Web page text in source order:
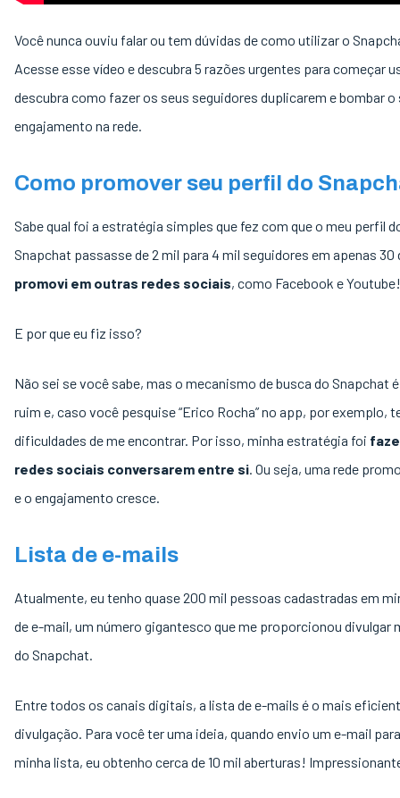
Você nunca ouviu falar ou tem dúvidas de como utilizar o
Acesse esse vídeo e descubra 5 razões urgentes para começar
descubra como fazer os seus seguidores duplicarem e bombar o
engajamento na rede.
Como promover seu perfil do
Sabe qual foi a estratégia simples que fez com que o meu perfil
Snapchat passasse de 2 mil para 4 mil seguidores em apenas
promovi em outras redes sociais, como Facebook e Youtube!
E por que eu fiz isso?
Não sei se você sabe, mas o mecanismo de busca do Snapchat
ruim e, caso você pesquise “Erico Rocha” no app, por exemplo,
dificuldades de me encontrar. Por isso, minha estratégia foi
redes sociais conversarem entre si. Ou seja, uma rede
e o engajamento cresce.
Lista de e-mails
Atualmente, eu tenho quase 200 mil pessoas cadastradas em
de e-mail, um número gigantesco que me proporcionou divulgar
do Snapchat.
Entre todos os canais digitais, a lista de e-mails é o mais
divulgação. Para você ter uma ideia, quando envio um e-mail
minha lista, eu obtenho cerca de 10 mil aberturas!